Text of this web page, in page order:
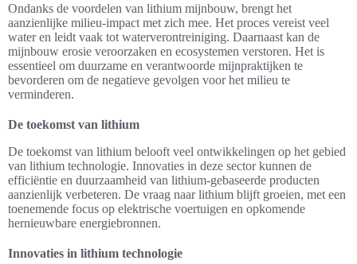
Ondanks de voordelen van lithium mijnbouw, brengt het
aanzienlijke milieu-impact met zich mee. Het proces vereist veel
water en leidt vaak tot waterverontreiniging. Daarnaast kan de
mijnbouw erosie veroorzaken en ecosystemen verstoren. Het is
essentieel om duurzame en verantwoorde mijnpraktijken te
bevorderen om de negatieve gevolgen voor het milieu te
verminderen.
De toekomst van lithium
De toekomst van lithium belooft veel ontwikkelingen op het gebied
van lithium technologie. Innovaties in deze sector kunnen de
efficiëntie en duurzaamheid van lithium-gebaseerde producten
aanzienlijk verbeteren. De vraag naar lithium blijft groeien, met een
toenemende focus op elektrische voertuigen en opkomende
hernieuwbare energiebronnen.
Innovaties in lithium technologie